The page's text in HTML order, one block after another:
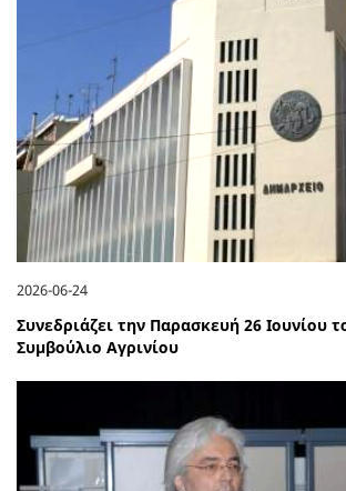
2026-06-24
Συνεδριάζει την Παρασκευή 26 Ιουνίου
Συμβούλιο Αγρινίου